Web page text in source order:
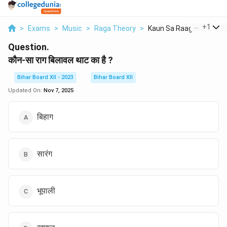
> Exams > Music > Raga Theory > Kaun Sa Raag Bilawal...
+1
Question.
कौन-सा राग बिलावल थाट का है ?
Bihar Board XII - 2023
Bihar Board XII
Updated On: Nov 7, 2025
बिहाग
सारंग
भूपाली